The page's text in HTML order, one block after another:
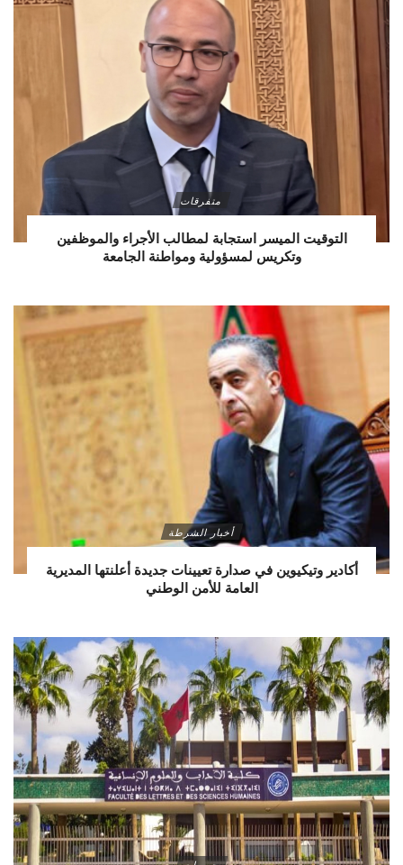
متفرقات
التوقيت الميسر استجابة لمطالب الأجراء والموظفين
وتكريس لمسؤولية ومواطنة الجامعة
أخبار الشرطة
أكادير وتيكيوين في صدارة تعيينات جديدة أعلنتها المديرية
العامة للأمن الوطني